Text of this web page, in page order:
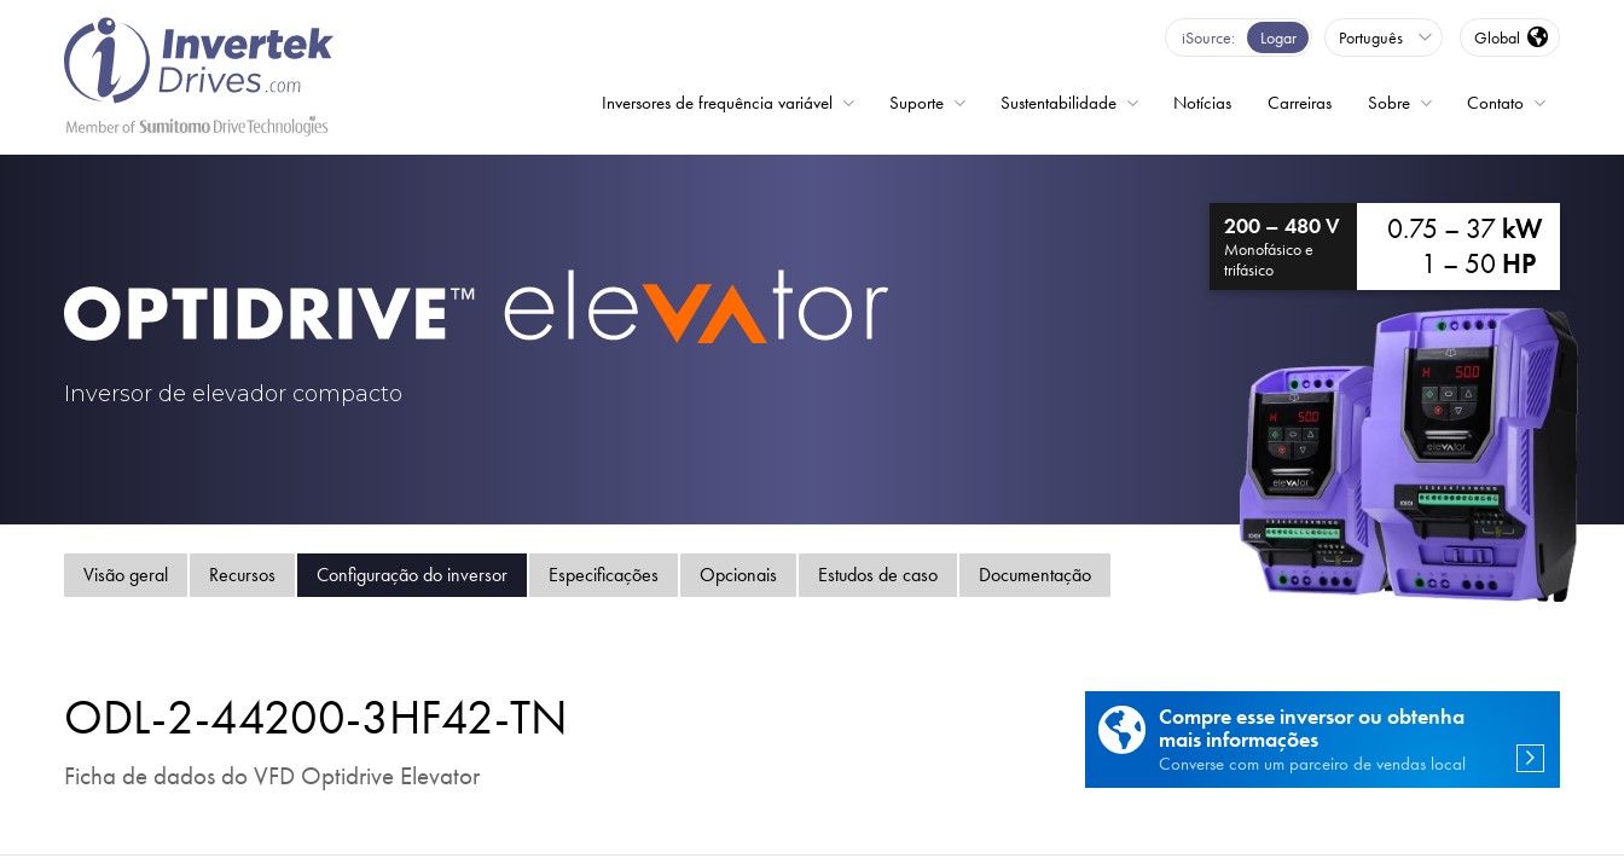
iSource Logar Português Global
Inversores de frequência variável Suporte Sustentabilidade Notícias Carreiras Sobre Contato
Inversor de elevador compacto
200 – 480 V
Monofásico e
trifásico
0.75 – 37 kW
1 – 50 HP
Visão geral Recursos Configuração do inversor Especificações Opcionais Estudos de caso Documentação
ODL-2-44200-3HF42-TN
Ficha de dados do VFD Optidrive Elevator
Compre esse inversor ou obtenha
mais informações
Converse com um parceiro de vendas local
Política de Privacidade
Mapa do site